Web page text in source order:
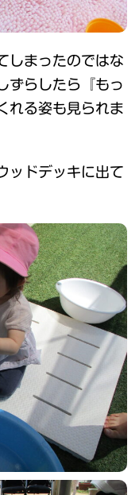
しまったのではな
ずらしたら『もっ
れる姿も見られま
ッドデッキに出て